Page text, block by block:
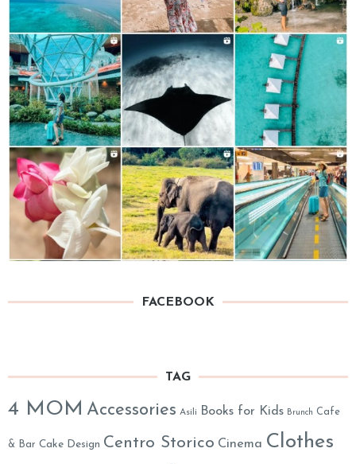
FACEBOOK
TAG
4 MOM Accessories Asili Books for Kids Brunch Cafe
& Bar Cake Design Centro Storico Cinema Clothes